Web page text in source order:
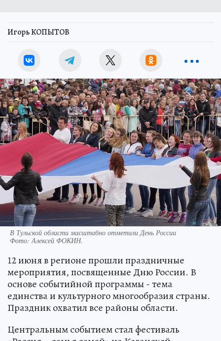
Игорь КОПЫТОВ
В Тульской области масштабно отметили День России
Фото:Алексей ФОКИН.
12 июня в регионе прошли праздничные
мероприятия, посвященные Дню России. В
основе событийной программы - тема
единства и культурного многообразия страны.
Праздник охватил все районы области.
Центральным событием стал фестиваль